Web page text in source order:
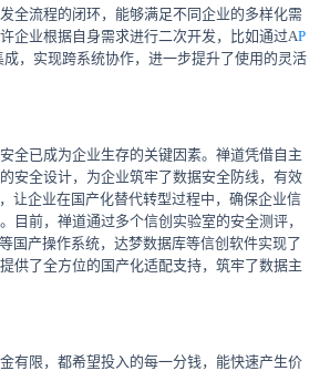
全流程的闭环，能够满足不同企业的多样化需
企业根据自身需求进行二次开发，比如通过AP
，实现跨系统协作，进一步提升了使用的灵活
全已成为企业生存的关键因素。禅道凭借自主
安全设计，为企业筑牢了数据安全防线，有效
让企业在国产化替代转型过程中，确保企业信
目前，禅道通过多个信创实验室的安全测评，
国产操作系统，达梦数据库等信创软件实现了
供了全方位的国产化适配支持，筑牢了数据主
有限，都希望投入的每一分钱，能快速产生价